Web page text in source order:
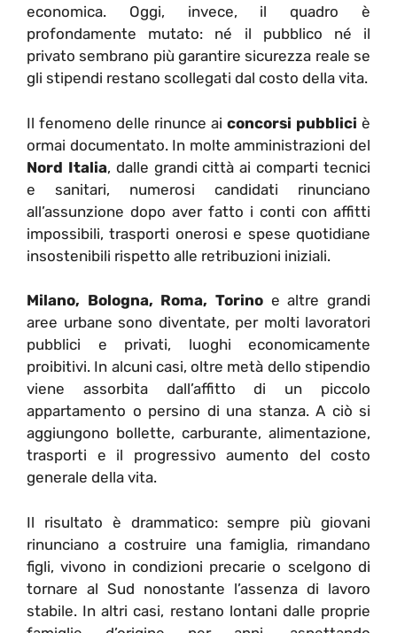
economica. Oggi, invece, il quadro è
profondamente mutato: né il pubblico né il
privato sembrano più garantire sicurezza reale se
gli stipendi restano scollegati dal costo della vita.
Il fenomeno delle rinunce ai concorsi pubblici è
ormai documentato. In molte amministrazioni del
Nord Italia, dalle grandi città ai comparti tecnici
e sanitari, numerosi candidati rinunciano
all’assunzione dopo aver fatto i conti con affitti
impossibili, trasporti onerosi e spese quotidiane
insostenibili rispetto alle retribuzioni iniziali.
Milano, Bologna, Roma, Torino e altre grandi
aree urbane sono diventate, per molti lavoratori
pubblici e privati, luoghi economicamente
proibitivi. In alcuni casi, oltre metà dello stipendio
viene assorbita dall’affitto di un piccolo
appartamento o persino di una stanza. A ciò si
aggiungono bollette, carburante, alimentazione,
trasporti e il progressivo aumento del costo
generale della vita.
Il risultato è drammatico: sempre più giovani
rinunciano a costruire una famiglia, rimandano
figli, vivono in condizioni precarie o scelgono di
tornare al Sud nonostante l’assenza di lavoro
stabile. In altri casi, restano lontani dalle proprie